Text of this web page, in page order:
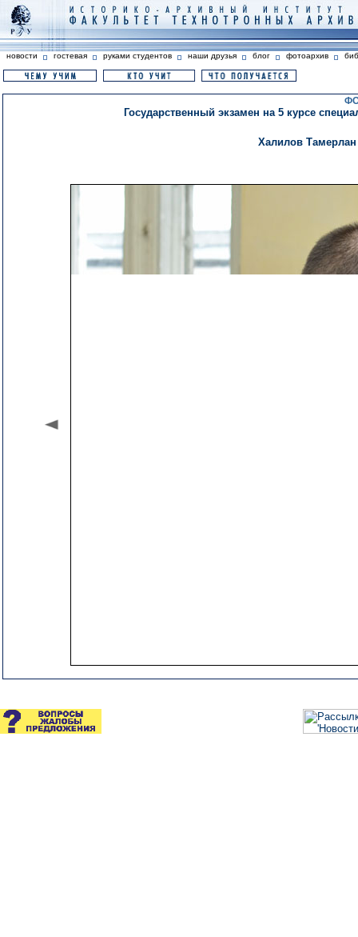
новости гостевая руками студентов наши друзья блог фотоархив
Государственный экзамен на 5 курсе
Халилов